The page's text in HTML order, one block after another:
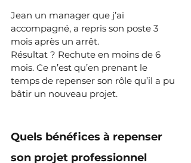
Jean un manager que j’ai
accompagné, a repris son poste 3
mois après un arrêt.
Résultat ? Rechute en moins de 6
mois. Ce n’est qu’en prenant le
temps de repenser son rôle qu’il a pu
bâtir un nouveau projet.
Quels bénéfices à repenser
son projet professionnel